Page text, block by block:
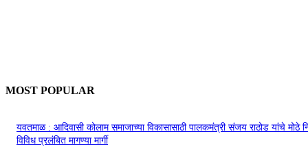
MOST POPULAR
यवतमाळ : आदिवासी कोलाम समाजाच्या विकासासाठी पालकमंत्री संजय राठोड यांचे मोठे
विविध प्रलंबित मागण्या मार्गी